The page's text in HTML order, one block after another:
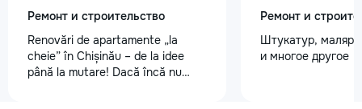
Ремонт и строительство
Renovări de apartamente „la
cheie” în Chișinău – de la idee
până la mutare! Dacă încă nu
Ремонт и
Штукатур, маляр ,
и многое другое